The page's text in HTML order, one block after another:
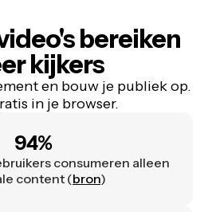
bereiken
kijkers
en bouw je publiek op.
in je browser.
94%
consumeren alleen
content (bron)